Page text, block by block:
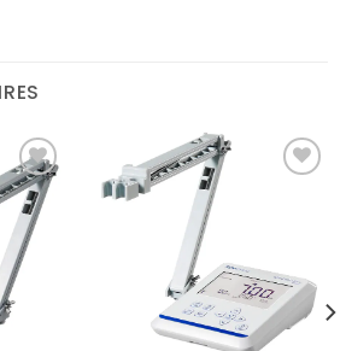
Ajouter
à la liste
d’envies
d’envies